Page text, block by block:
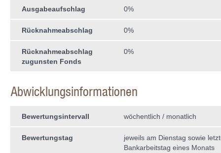
Ausgabeaufschlag 0%
Rücknahmeabschlag 0%
Rücknahmeabschlag
zugunsten Fonds
0%
Abwicklungsinformationen
Bewertungsintervall wöchentlich / monatlich
Bewertungstag
jeweils am Dienstag sowie
Bankarbeitstag eines Monats